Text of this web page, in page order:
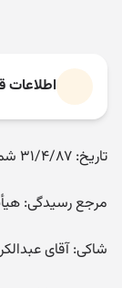
اطلاعات
تاریخ: ۳۱/۴/۸۷ شماره دادنامه: ۲۹۳ کلاسه پرونده: ۸۷/۹۶
مرجع رسیدگی:
شاکی: آقای